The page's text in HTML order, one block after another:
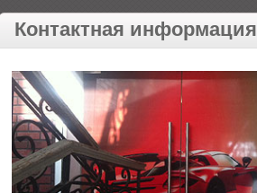
Контактная информация